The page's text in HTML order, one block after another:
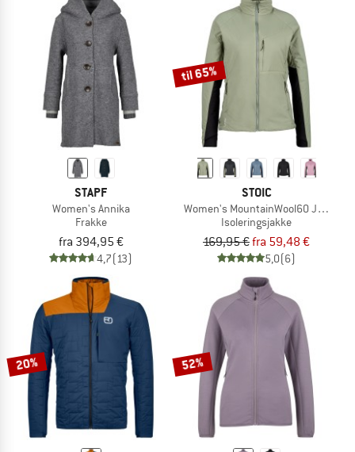
STAPF
Women's Annika
Frakke
fra 394,95 €
4,7(13)
til 65%
STOIC
Women's MountainWool60
Isoleringsjakke
169,95 €fra 59,48 €
5,0(6)
20% 52%